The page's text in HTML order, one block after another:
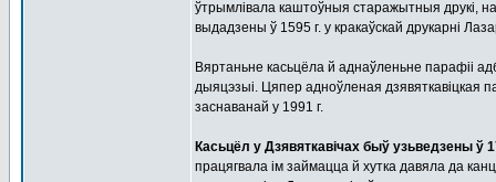
ўтрымлівала каштоўныя старажытныя друкі,
выдадзены ў 1595 г. у кракаўскай друкарні
Вяртаньне касьцёла й аднаўленьне парафіі
дыяцэзыі. Цяпер адноўленая дзявяткавіцкая
заснаванай у 1991 г.
Касьцёл у Дзявяткавічах быў узьведзены ў
працягвала ім займацца й хутка давяла да